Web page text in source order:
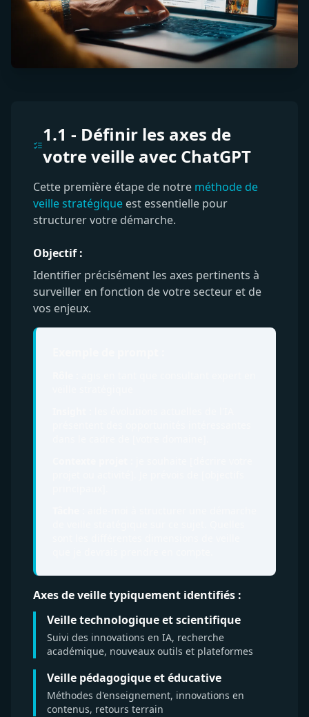
1.1 - Définir les axes de
votre veille avec ChatGPT
Cette première étape de notre méthode de
veille stratégique est essentielle pour
structurer votre démarche.
Objectif :
Identifier précisément les axes pertinents à
surveiller en fonction de votre secteur et de
vos enjeux.
Axes de veille typiquement identifiés :
Veille technologique et scientifique
Suivi des innovations en IA, recherche
académique, nouveaux outils et plateformes
Veille pédagogique et éducative
Méthodes d'enseignement, innovations en
contenus, retours terrain